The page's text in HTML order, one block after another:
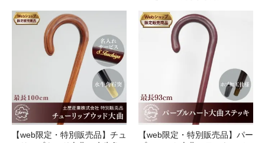
【web限定・特別販売品】チュ
【web限定・特別販売品】パー